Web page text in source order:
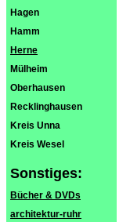
Hagen
Hamm
Herne
Mülheim
Oberhausen
Recklinghausen
Kreis Unna
Kreis Wesel
Sonstiges:
Bücher & DVDs
architektur-ruhr